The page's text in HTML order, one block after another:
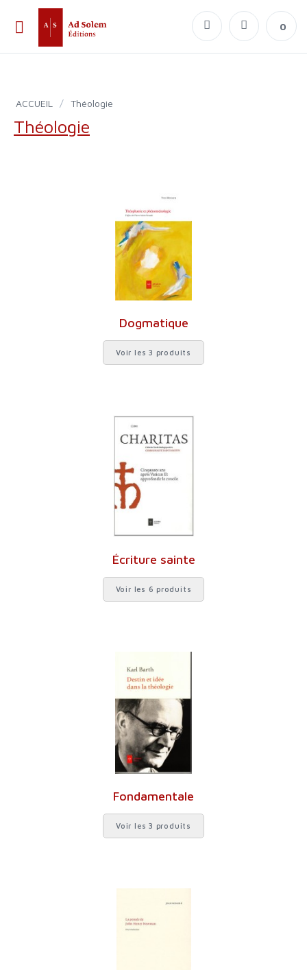
0
ACCUEIL / Théologie
Théologie
Dogmatique
Voir les 3 produits
Écriture sainte
Voir les 6 produits
Fondamentale
Voir les 3 produits